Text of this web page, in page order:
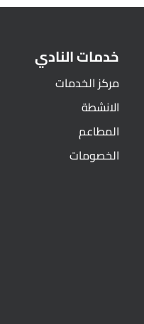
خدمات النادي
مركز الخدمات
الانشطة
المطاعم
الخصومات